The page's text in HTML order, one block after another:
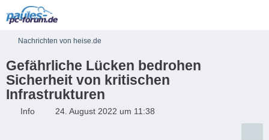
Nachrichten von heise.de
Gefährliche Lücken bedrohen
Sicherheit von kritischen
Infrastrukturen
Info 24. August 2022 um 11:38